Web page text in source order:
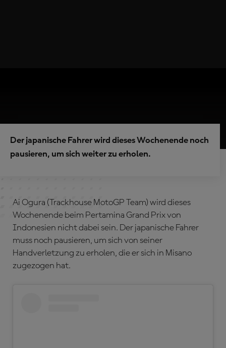
Der japanische Fahrer wird dieses Wochenende noch
pausieren, um sich weiter zu erholen.
Ai Ogura (Trackhouse MotoGP Team) wird dieses
Wochenende beim Pertamina Grand Prix von
Indonesien nicht dabei sein. Der japanische Fahrer
muss noch pausieren, um sich von seiner
Handverletzung zu erholen, die er sich in Misano
zugezogen hat.